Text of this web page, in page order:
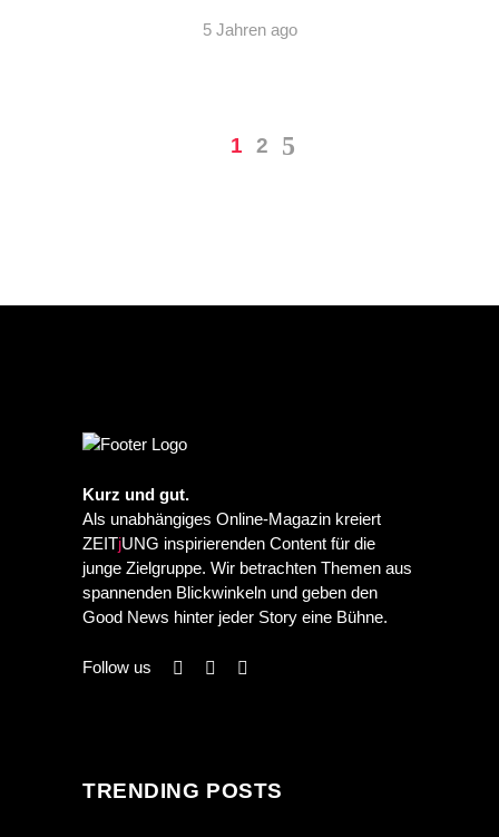
5 Jahren ago
1 2
Kurz und gut.
Als unabhängiges Online-Magazin kreiert
ZEITjUNG inspirierenden Content für die
junge Zielgruppe. Wir betrachten Themen aus
spannenden Blickwinkeln und geben den
Good News hinter jeder Story eine Bühne.
Follow us
TRENDING POSTS